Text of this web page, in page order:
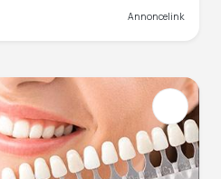
Annoncelink